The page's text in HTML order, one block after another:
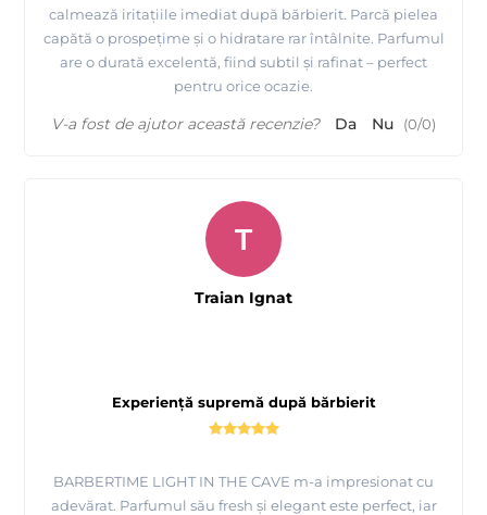
calmează iritațiile imediat după bărbierit. Parcă pielea
capătă o prospețime și o hidratare rar întâlnite. Parfumul
are o durată excelentă, fiind subtil și rafinat – perfect
pentru orice ocazie.
V-a fost de ajutor această recenzie? Da Nu (0/0)
Experiență supremă după bărbierit
BARBERTIME LIGHT IN THE CAVE m-a impresionat cu
adevărat. Parfumul său fresh și elegant este perfect, iar
T
Traian Ignat